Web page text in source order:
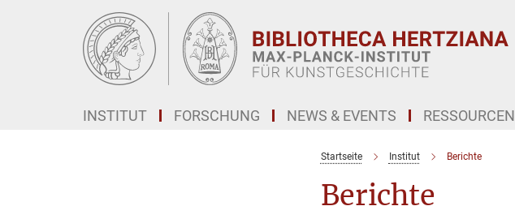
INSTITUT FORSCHUNG NEWS & EVENTS RESSOURCEN
Startseite Institut Berichte
Berichte